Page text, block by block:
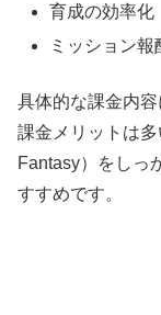
育成の効率化
ミッション報
具体的な課金内容
課金メリットは
Fantasy）をしっ
すすめです。